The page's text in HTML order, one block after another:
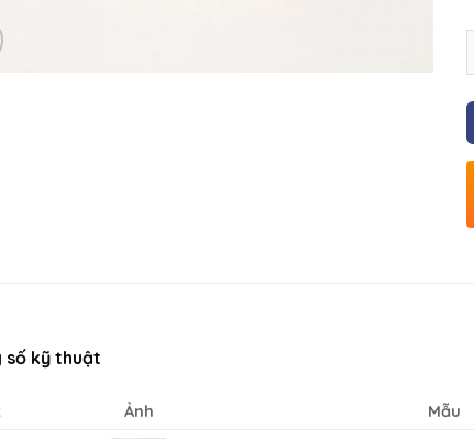
số kỹ thuật
Ảnh Mẫu